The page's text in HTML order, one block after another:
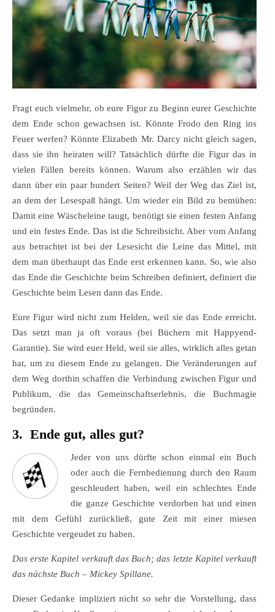
Fragt euch vielmehr, ob eure Figur zu Beginn eurer Geschichte
dem Ende schon gewachsen ist. Könnte Frodo den Ring ins
Feuer werfen? Könnte Elizabeth Mr. Darcy nicht gleich sagen,
dass sie ihn heiraten will? Tatsächlich dürfte die Figur das in
vielen Fällen bereits können. Warum also erzählen wir das
dann über ein paar hundert Seiten? Weil der Weg das Ziel ist,
an dem der Lesespaß hängt. Um wieder ein Bild zu bemühen:
Damit eine Wäscheleine taugt, benötigt sie einen festen Anfang
und ein festes Ende. Das ist die Schreibsicht. Aber vom Anfang
aus betrachtet ist bei der Lesesicht die Leine das Mittel, mit
dem man überhaupt das Ende erst erkennen kann. So, wie also
das Ende die Geschichte beim Schreiben definiert, definiert die
Geschichte beim Lesen dann das Ende.
Eure Figur wird nicht zum Helden, weil sie das Ende erreicht.
Das setzt man ja oft voraus (bei Büchern mit Happyend-
Garantie). Sie wird euer Held, weil sie alles, wirklich alles getan
hat, um zu diesem Ende zu gelangen. Die Veränderungen auf
dem Weg dorthin schaffen die Verbindung zwischen Figur und
Publikum, die das Gemeinschaftserlebnis, die Buchmagie
begründen.
3. Ende gut, alles gut?
Jeder von uns dürfte schon einmal ein Buch
oder auch die Fernbedienung durch den Raum
geschleudert haben, weil ein schlechtes Ende
die ganze Geschichte verdorben hat und einen
mit dem Gefühl zurückließ, gute Zeit mit einer miesen
Geschichte vergeudet zu haben.
Das erste Kapitel verkauft das Buch; das letzte Kapitel verkauft
das nächste Buch – Mickey Spillane.
Dieser Gedanke impliziert nicht so sehr die Vorstellung, dass